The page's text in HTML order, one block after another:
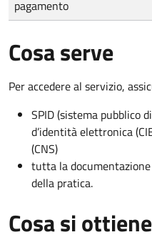
pagamento
Cosa serve
Per accedere al servizio,
SPID (sistema pubblico
d’identità elettronica
(CNS)
tutta la
della pratica.
Cosa si ottiene